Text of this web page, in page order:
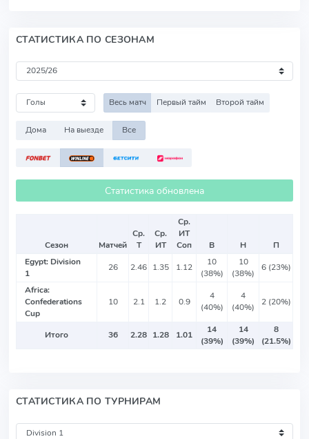
СТАТИСТИКА ПО СЕЗОНАМ
Весь матч Первый тайм Второй тайм
Дома На выезде Все
Статистика обновлена
Сезон Матчей
Ср.
Т
Ср.
ИТ
Ср.
ИТ
Соп
В Н
П
Egypt: Division
1
26 2.46 1.35 1.12
10
(38%)
10
(38%)
6 (23%)
Africa:
Confederations
Cup
10 2.1 1.2 0.9
4
(40%)
4
(40%)
2 (20%)
Итого 36 2.28 1.28 1.01
14
(39%)
14
(39%)
8
(21.5%)
СТАТИСТИКА ПО ТУРНИРАМ